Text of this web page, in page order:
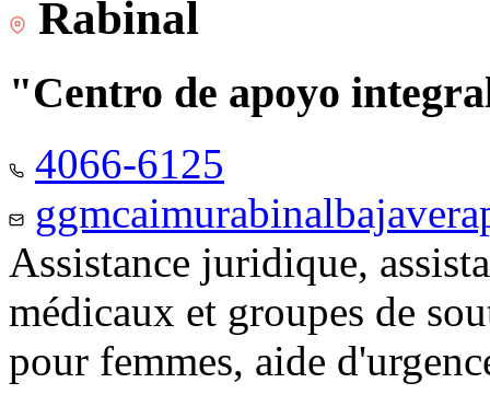
Rabinal
"Centro de apoyo
4066-6125
Assistance juridique,
médicaux et groupes de
pour femmes, aide